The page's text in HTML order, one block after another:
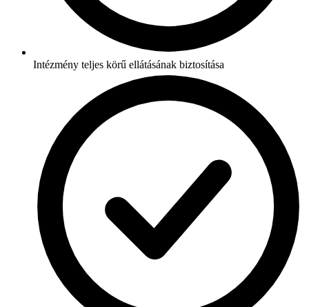
Intézmény teljes körű ellátásának biztosítása